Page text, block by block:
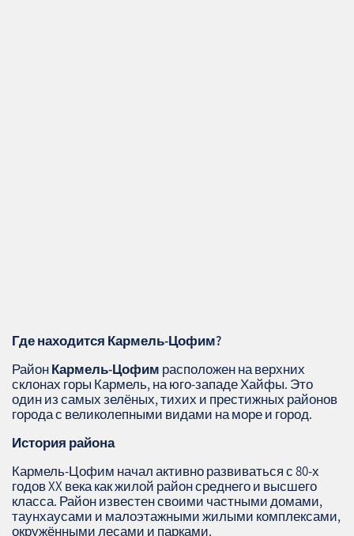
Где находится Кармель-Цофим?
РайонКармель-Цофим расположен на верхних
склонах горы Кармель, на юго-западе Хайфы. Это
один из самых зелёных, тихих и престижных районов
города с великолепными видами на море и город.
История района
Кармель-Цофим начал активно развиваться с 80-х
годов XX века как жилой район среднего и высшего
класса. Район известен своими частными домами,
таунхаусами и малоэтажными жилыми комплексами,
окружёнными лесами и парками.